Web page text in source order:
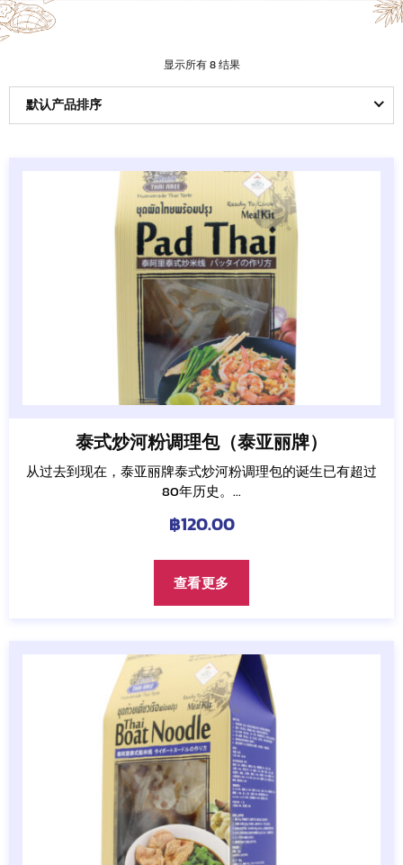
显示所有 8 结果
默认产品排序
泰式炒河粉调理包（泰亚丽牌）
从过去到现在，泰亚丽牌泰式炒河粉调理包的诞生已有超过
80年历史。...
฿120.00
查看更多